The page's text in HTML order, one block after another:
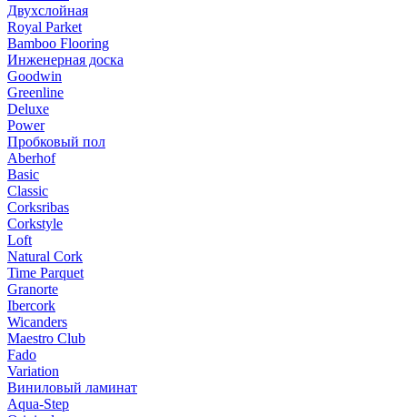
Двухслойная
Royal Parket
Bamboo Flooring
Инженерная доска
Goodwin
Greenline
Deluxe
Power
Пробковый пол
Aberhof
Basic
Classic
Corksribas
Corkstyle
Loft
Natural Cork
Time Parquet
Granorte
Ibercork
Wicanders
Мaestro Club
Fado
Variation
Виниловый ламинат
Aqua-Step